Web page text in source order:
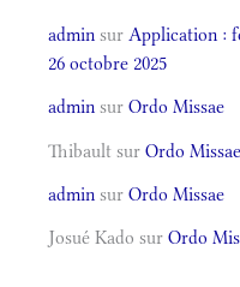
admin sur Application :
26 octobre 2025
admin sur Ordo Missae
Thibault sur Ordo Missae
admin sur Ordo Missae
Josué Kado sur Ordo